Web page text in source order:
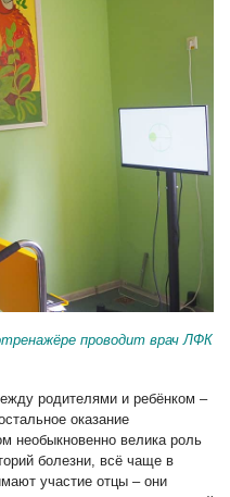
проводит врач ЛФК
родителями и ребёнком –
оказание
необыкновенно велика роль
болезни, всё чаще в
участие отцы – они